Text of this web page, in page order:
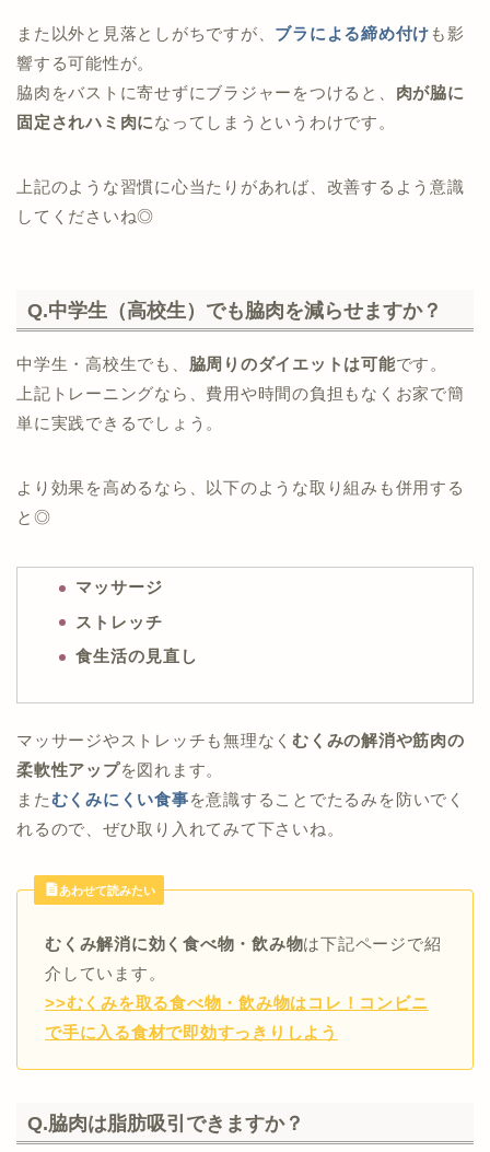
また以外と見落としがちですが、 ブラによる締め付け も影
響する可能性が。
脇肉をバストに寄せずにブラジャーをつけると、 肉が脇に
固定されハミ肉になってしまうというわけです。
上記のような習慣に心当たりがあれば、改善するよう意識
してくださいね◎
Q.中学生（高校生）でも脇肉を減らせますか？
中学生・高校生でも、 脇周りのダイエットは可能です。
上記トレーニングなら、費用や時間の負担もなくお家で簡
単に実践できるでしょう。
より効果を高めるなら、以下のような取り組みも併用する
と◎
マッサージ
ストレッチ
食生活の見直し
マッサージやストレッチも無理なくむくみの解消や筋肉の
柔軟性アップを図れます。
またむくみにくい食事を意識することでたるみを防いでく
れるので、ぜひ取り入れてみて下さいね。
あわせて読みたい
むくみ解消に効く食べ物・飲み物は下記ページで紹
介しています。
>>むくみを取る食べ物・飲み物はコレ！コンビニ
で手に入る食材で即効すっきりしよう
Q.脇肉は脂肪吸引できますか？